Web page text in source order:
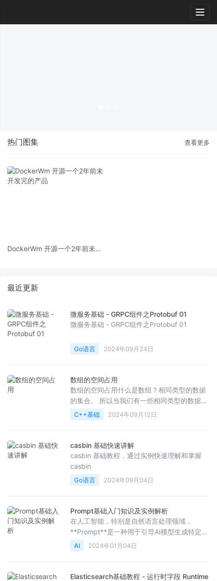
热门图集 查看更多
DockerWm 开源一个2年前未开
最近更新
微服务基础 - GRPC组件之Protobuf 01
微服务基础 - GRPC组件之Protobuf 01
Go语言 2024年09月24日
数组的空间占用
数组的空间占用什么是数组？相同类型的数据
的集合。 所以当我们有一些相同类型的数据需
要放到一起的时候,就可以使用数组,以方便对其
操作。
C++基础 2024年09月12日
casbin 基础快速讲解
casbin 基础教程，通过实例快速理解和掌握
casbin
Go语言 2024年09月04日
Prompt基础入门知识及实例解析
在人工智能，特别是自然语言处理领域，
**Prompt**是一种用于引导AI模型生成特定输
出的输入文本。它既可以是一句问题、一段描
述，也可以是一个指令，通过提供明确且具有
和上下文理解来生成符合预期的回答或内容。
AI 2024年01月04日
Elasticsearch基础教程 - 运行时字段 Runtime